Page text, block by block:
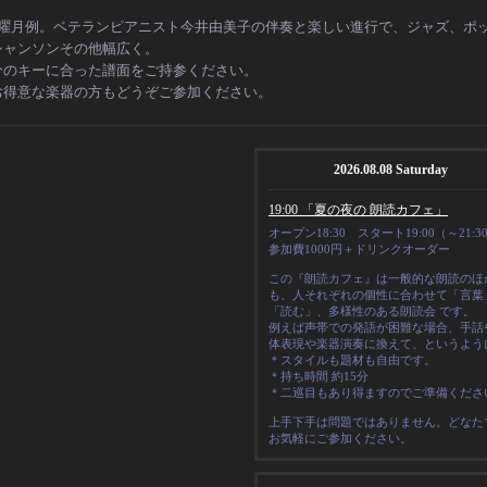
月例。ベテランピアニスト今井由美子の伴奏と楽しい進行で、 ジャズ、ポ
ンソンその他幅広く。
キーに合った譜面をご持参ください。
意な楽器の方もどうぞご参加ください。
2026.08.08 Saturday
19:00 「夏の夜の 朗読カフェ」
オープン18:30 スタート19:00（～21:30
参加費1000円＋ドリンクオーダー
この『朗読カフェ』は一般的な朗読のほ
も、人それぞれの個性に合わせて「言葉
「読む」、多様性のある朗読会 です。
例えば声帯での発語が困難な場合、手話
体表現や楽器演奏に換えて、というよう
＊スタイルも題材も自由です。
＊ 持ち時間 約15分
＊二巡目もあり得ますのでご準備くださ
上手下手は問題ではありません。どなた
お気軽にご参加ください。